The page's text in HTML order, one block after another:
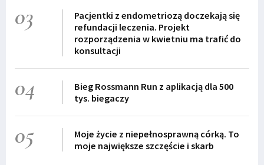
03
Pacjentki z endometriozą doczekają się
refundacji leczenia. Projekt
rozporządzenia w kwietniu ma trafić do
konsultacji
04
Bieg Rossmann Run z aplikacją dla 500
tys. biegaczy
05
Moje życie z niepełnosprawną córką. To
moje największe szczęście i skarb